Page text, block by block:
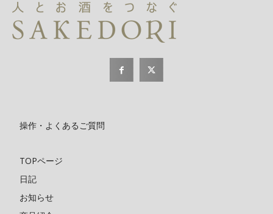
操作・よくあるご質問
TOPページ
日記
お知らせ